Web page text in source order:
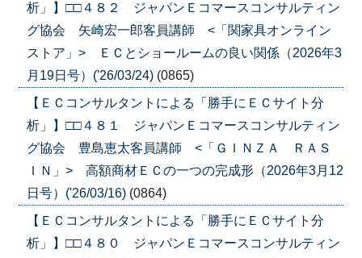
析」】□□４８２ ジャパンＥコマースコンサルティン
グ協会 矢崎宏一郎客員講師 <「関家具オンライン
ストア」> ＥＣとショールームの良い関係（2026年3
月19日号）('26/03/24) (0865)
【ＥＣコンサルタントによる「勝手にＥＣサイト分
析」】□□４８１ ジャパンＥコマースコンサルティン
グ協会 豊島恵太客員講師 <「ＧＩＮＺＡ ＲＡＳ
ＩＮ」> 高額商材ＥＣの一つの完成形（2026年3月12
日号）('26/03/16) (0864)
【ＥＣコンサルタントによる「勝手にＥＣサイト分
析」】□□４８０ ジャパンＥコマースコンサルティン